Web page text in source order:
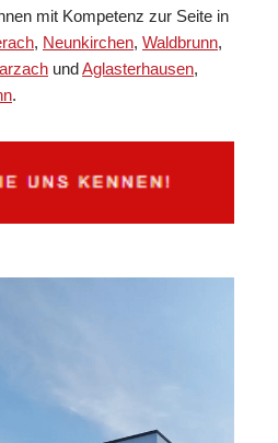
mit Kompetenz zur Seite in
, Neunkirchen, Waldbrunn,
undAglasterhausen,
.